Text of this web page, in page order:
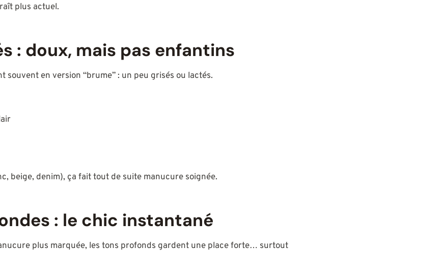
plus actuel.
: doux, mais pas enfantins
souvent en version “brume” : un peu grisés ou lactés.
beige, denim), ça fait tout de suite manucure soignée.
: le chic instantané
plus marquée, les tons profonds gardent une place forte… surtout